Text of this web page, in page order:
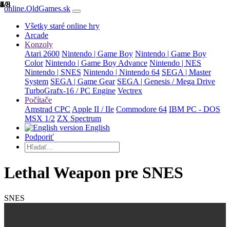
online.OldGames.sk
Všetky staré online hry
Arcade
Konzoly
Atari 2600 Nintendo | Game Boy Nintendo | Game Boy
Color Nintendo | Game Boy Advance Nintendo | NES
Nintendo | SNES Nintendo | Nintendo 64 SEGA | Master
System SEGA | Game Gear SEGA | Genesis / Mega Drive
TurboGrafx-16 / PC Engine Vectrex
Počítače
Amstrad CPC Apple II / IIe Commodore 64 IBM PC - DOS
MSX 1/2 ZX Spectrum
English
Podporiť
Lethal Weapon pre SNES
SNES
1/8
2/8
3/8
4/8
5/8
6/8
7/8
8/8